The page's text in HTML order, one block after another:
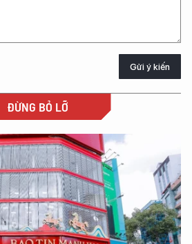
Gửi ý kiến
ĐỪNG BỎ LỠ